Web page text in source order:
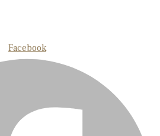
Facebook